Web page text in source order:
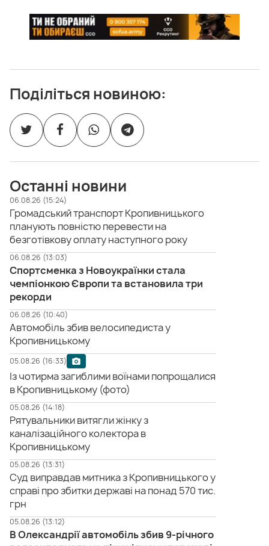
Поділіться новиною:
Останні новини
06.08.26 (15:24)
Громадський транспорт Кропивницького
планують повністю перевести на
безготівкову оплату наступного року
06.08.26 (13:03)
Спортсменка з Новоукраїнки стала
чемпіонкою Європи та встановила три
рекорди
06.08.26 (10:40)
Автомобіль збив велосипедиста у
Кропивницькому
05.08.26 (16:33)
Із чотирма загиблими воїнами попрощалися
в Кропивницькому (фото)
05.08.26 (14:18)
Рятувальники витягли жінку з
каналізаційного колектора в
Кропивницькому
05.08.26 (13:31)
Суд виправдав митника з Кропивницького у
справі про збитки державі на понад 570 тис.
грн
05.08.26 (13:12)
В Олександрії автомобіль збив 9-річного